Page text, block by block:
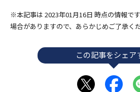
※本記事は 2023年01月16日 時点の情報で
場合がありますので、あらかじめご了承くだ
この記事をシェア